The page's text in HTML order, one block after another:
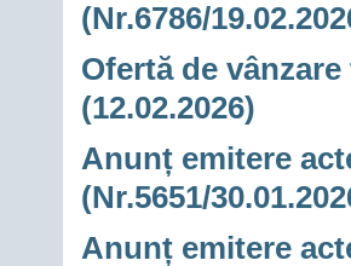
(Nr.6786/
Ofertă de
(12.02.2026)
Anunț emitere
(Nr.5651/
Anunț emitere